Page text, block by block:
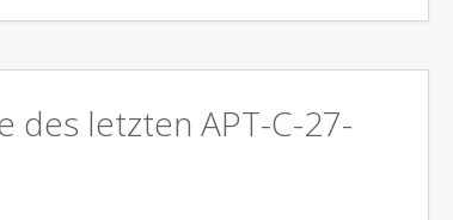
des letzten APT-C-27-